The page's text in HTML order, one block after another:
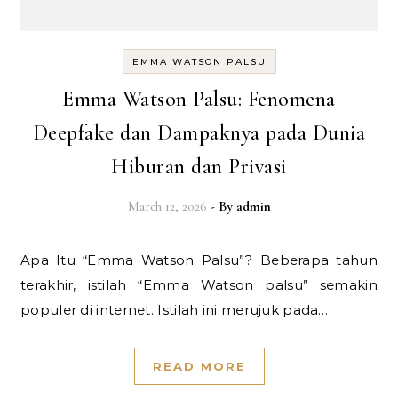
EMMA WATSON PALSU
Emma Watson Palsu: Fenomena
Deepfake dan Dampaknya pada Dunia
Hiburan dan Privasi
March 12, 2026 - By admin
Apa Itu “Emma Watson Palsu”? Beberapa tahun
terakhir, istilah “Emma Watson palsu” semakin
populer di internet. Istilah ini merujuk pada…
READ MORE